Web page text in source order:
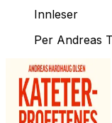
Innleser
Per Andreas